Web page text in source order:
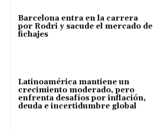
Barcelona entra en la carrera
por Rodri y sacude el mercado de
fichajes
Latinoamérica mantiene un
crecimiento moderado, pero
enfrenta desafíos por inflación,
deuda e incertidumbre global